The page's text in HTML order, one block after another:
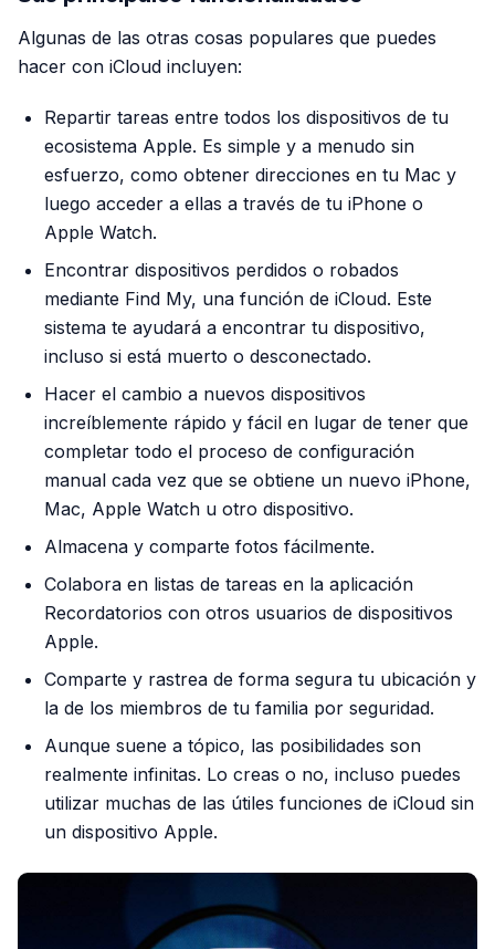
Algunas de las otras cosas populares que puedes
hacer con iCloud incluyen:
Repartir tareas entre todos los dispositivos de tu
ecosistema Apple. Es simple y a menudo sin
esfuerzo, como obtener direcciones en tu Mac y
luego acceder a ellas a través de tu iPhone o
Apple Watch.
Encontrar dispositivos perdidos o robados
mediante Find My, una función de iCloud. Este
sistema te ayudará a encontrar tu dispositivo,
incluso si está muerto o desconectado.
Hacer el cambio a nuevos dispositivos
increíblemente rápido y fácil en lugar de tener que
completar todo el proceso de configuración
manual cada vez que se obtiene un nuevo iPhone,
Mac, Apple Watch u otro dispositivo.
Almacena y comparte fotos fácilmente.
Colabora en listas de tareas en la aplicación
Recordatorios con otros usuarios de dispositivos
Apple.
Comparte y rastrea de forma segura tu ubicación y
la de los miembros de tu familia por seguridad.
Aunque suene a tópico, las posibilidades son
realmente infinitas. Lo creas o no, incluso puedes
utilizar muchas de las útiles funciones de iCloud sin
un dispositivo Apple.